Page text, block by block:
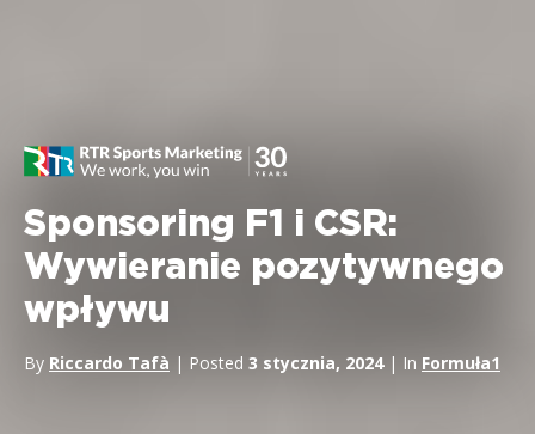
Sponsoring F1 i CSR:
Wywieranie pozytywnego
wpływu
By Riccardo Tafà | Posted 3 stycznia, 2024| In Formuła1